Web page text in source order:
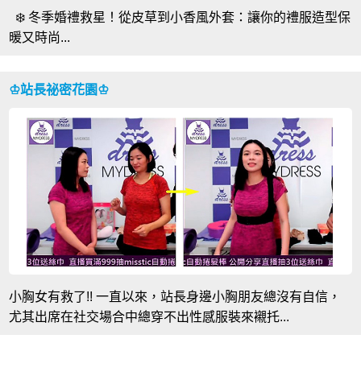
❄️ 冬季婚禮救星！從皮草到小香風外套：讓你的禮服造型保
暖又時尚...
♔站長祕密花園♔
小胸女有救了!! 一直以來，站長身邊小胸朋友總沒有自信，
尤其出席在社交場合中總穿不出性感服裝來襯托...